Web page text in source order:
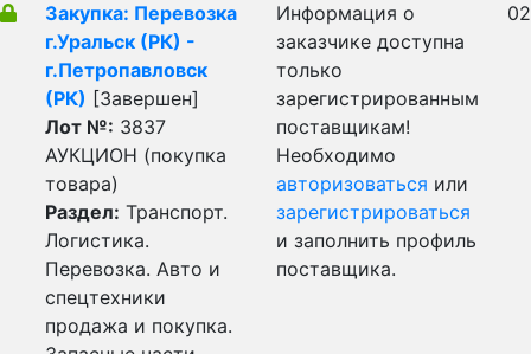
Закупка: Перевозка
г.Уральск (РК) -
г.Петропавловск
(РК) [Завершен]
Лот №: 3837
АУКЦИОН (покупка
товара)
Раздел: Транспорт.
Логистика.
Перевозка. Авто и
спецтехники
продажа и покупка.
Информация о
заказчике доступна
только
зарегистрированным
поставщикам!
Необходимо
авторизоваться или
зарегистрироваться
и заполнить профиль
поставщика.